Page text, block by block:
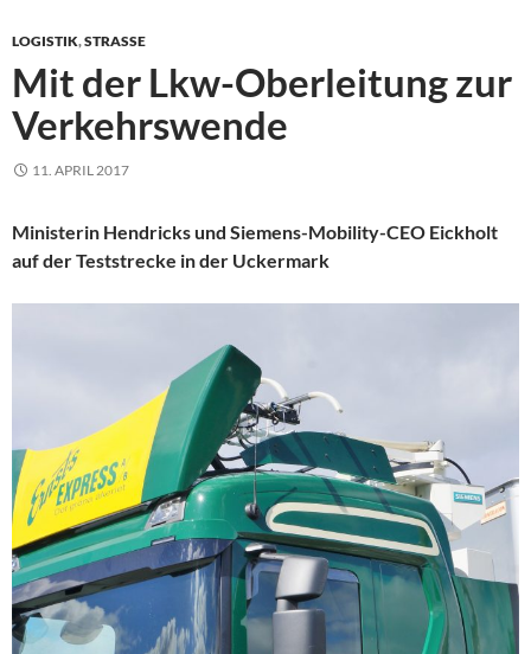
LOGISTIK,STRASSE
Mit der Lkw-Oberleitung zur
Verkehrswende
11. APRIL 2017
Ministerin Hendricks und Siemens-Mobility-CEO Eickholt
auf der Teststrecke in der Uckermark